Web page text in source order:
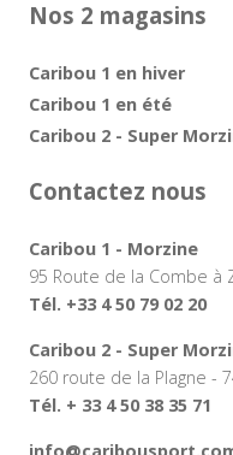
Nos 2 magasins
Caribou 1 en hiver
Caribou 1 en été
Caribou 2 - Super
Contactez nous
Caribou 1 - Morzine
95 Route de la Combe à
Tél. +33 4 50 79 02 20
Caribou 2 - Super
260 route de la Plagne -
Tél. + 33 4 50 38 35 71